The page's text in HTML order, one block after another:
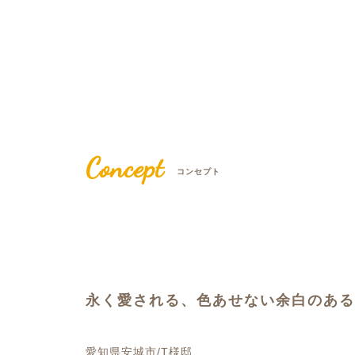
Concept コンセプト
永く愛される、色あせない余白のあ
愛知県安城市/T様邸